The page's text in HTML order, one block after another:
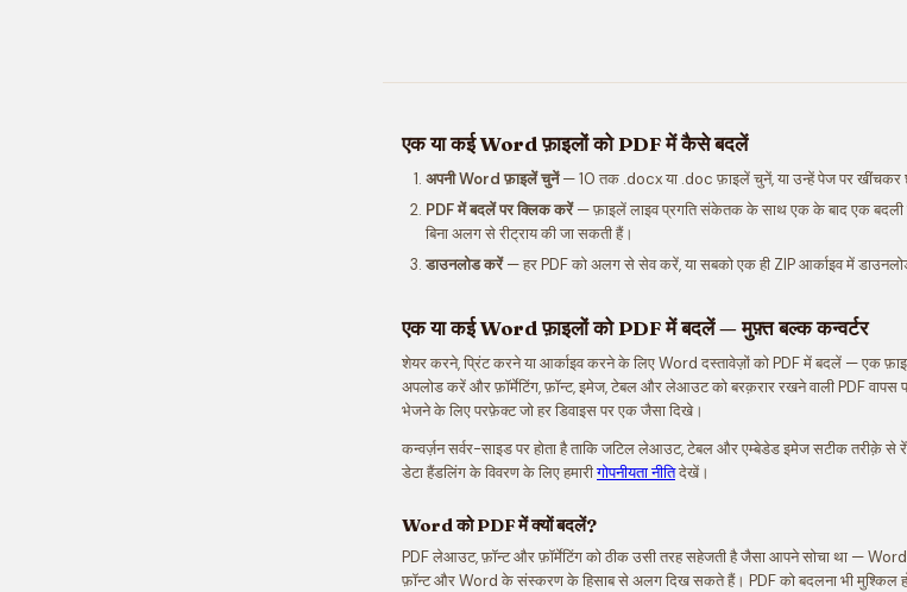
एक या कई Word फ़ाइलों को PDF में कैसे बदलें
अपनी Word फ़ाइलें चुनें— 10 तक .docx या .doc फ़ाइलें चुनें, या उन्हें पेज पर खींचकर
PDF में बदलें पर क्लिक करें— फ़ाइलें लाइव प्रगति संकेतक के साथ एक के बाद एक बदली
बिना अलग से रीट्राय की जा सकती हैं।
डाउनलोड करें— हर PDF को अलग से सेव करें, या सबको एक ही ZIP आर्काइव में
एक या कई Word फ़ाइलों को PDF में बदलें — मुफ़्त बल्क कन्वर्टर
शेयर करने, प्रिंट करने या आर्काइव करने के लिए Word दस्तावेज़ों को PDF में बदलें — एक
अपलोड करें और फ़ॉर्मेटिंग, फ़ॉन्ट, इमेज, टेबल और लेआउट को बरक़रार रखने वाली PDF वापस
भेजने के लिए परफ़ेक्ट जो हर डिवाइस पर एक जैसा दिखे।
कन्वर्ज़न सर्वर-साइड पर होता है ताकि जटिल लेआउट, टेबल और एम्बेडेड इमेज सटीक तरीक़े
डेटा हैंडलिंग के विवरण के लिए हमारीगोपनीयता नीतिदेखें।
Word को PDF में क्यों बदलें?
PDF लेआउट, फ़ॉन्ट और फ़ॉर्मेटिंग को ठीक उसी तरह सहेजती है जैसा आपने सोचा था —
फ़ॉन्ट और Word के संस्करण के हिसाब से अलग दिख सकते हैं। PDF को बदलना भी मुश्किल